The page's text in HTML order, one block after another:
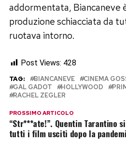
addormentata, Biancaneve
produzione schiacciata da
ruotava intorno.
Post Views: 428
TAG: BIANCANEVE CINEMA
GAL GADOT
HOLLYWOOD
RACHEL ZEGLER
PROSSIMO ARTICOLO
“Str***ate!”. Quentin Tarantino
tutti i film usciti dopo la